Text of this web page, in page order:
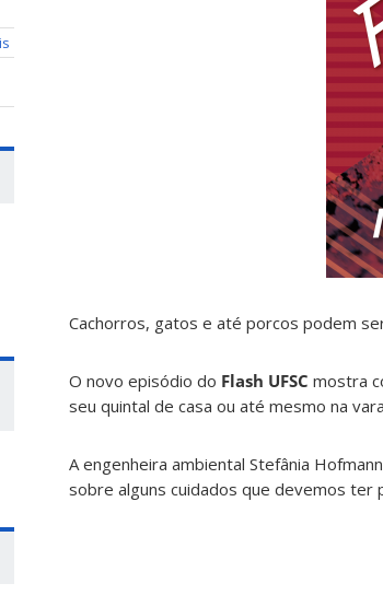
Cachorros, gatos e até porcos podem
O novo episódio do Flash UFSC mostra
seu quintal de casa ou até mesmo na
A engenheira ambiental Stefânia
sobre alguns cuidados que devemos ter